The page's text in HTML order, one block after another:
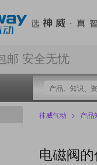
邮 安全无忧
神威气动 > 产品
电磁阀